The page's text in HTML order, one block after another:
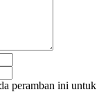
peramban ini untuk